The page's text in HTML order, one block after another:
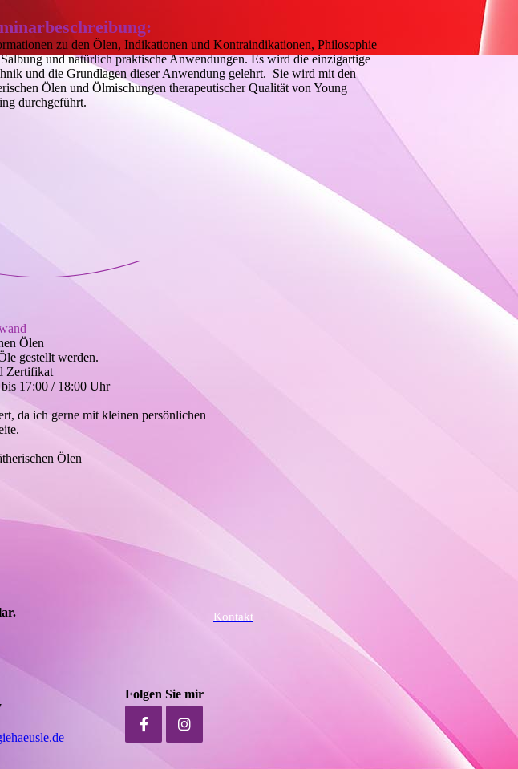
zu den Ölen, Indikationen und Kontraindikationen, Philosophie
und natürlich praktische Anwendungen. Es wird die einzigartige
und die Grundlagen dieser Anwendung gelehrt. Sie wird mit den
Ölen und Ölmischungen therapeutischer Qualität von Young
durchgeführt.
Ölen
gestellt werden.
Zertifikat
17:00 / 18:00 Uhr
da ich gerne mit kleinen persönlichen
Ölen
Kontakt
Folgen Sie mir